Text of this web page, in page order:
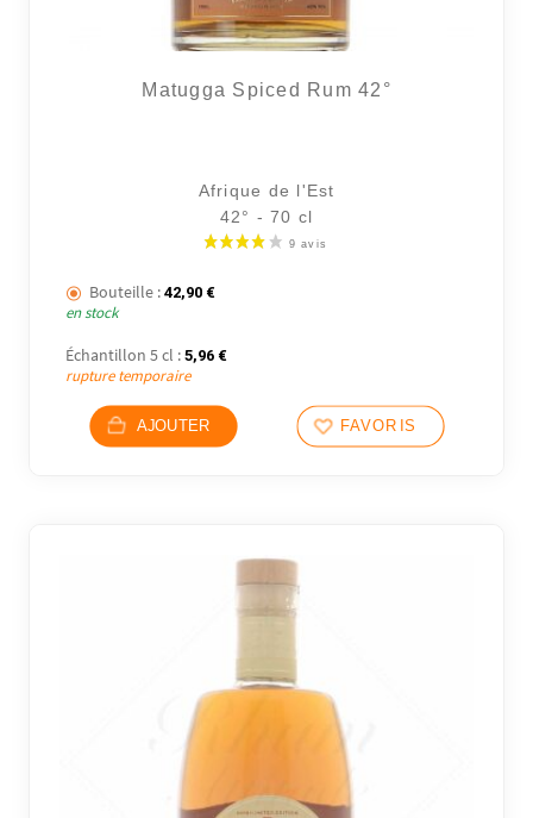
Matugga Spiced Rum 42°
Afrique de l'Est
42° - 70 cl
Bouteille : 42,90 €
en stock
Échantillon 5 cl : 5,96 €
rupture temporaire
AJOUTER FAVORIS